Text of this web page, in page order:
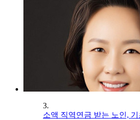
3.
소액 직역연금 받는 노인,